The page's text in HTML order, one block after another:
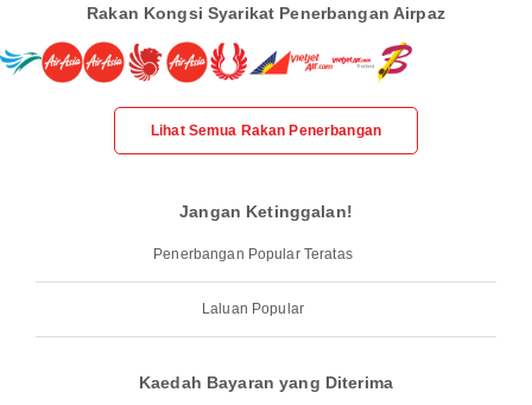
Rakan Kongsi Syarikat Penerbangan Airpaz
Lihat Semua Rakan Penerbangan
Jangan Ketinggalan!
Penerbangan Popular Teratas
Laluan Popular
Kaedah Bayaran yang Diterima